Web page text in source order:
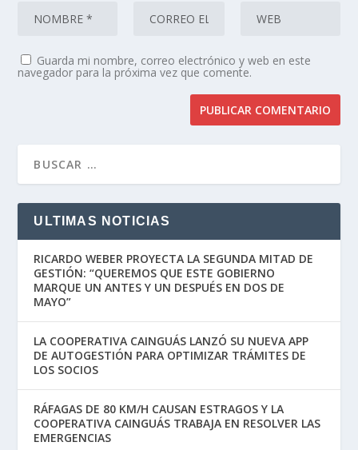
Guarda mi nombre, correo electrónico y web en este
navegador para la próxima vez que comente.
ULTIMAS NOTICIAS
RICARDO WEBER PROYECTA LA SEGUNDA MITAD DE
GESTIÓN: “QUEREMOS QUE ESTE GOBIERNO
MARQUE UN ANTES Y UN DESPUÉS EN DOS DE
MAYO”
LA COOPERATIVA CAINGUÁS LANZÓ SU NUEVA APP
DE AUTOGESTIÓN PARA OPTIMIZAR TRÁMITES DE
LOS SOCIOS
RÁFAGAS DE 80 KM/H CAUSAN ESTRAGOS Y LA
COOPERATIVA CAINGUÁS TRABAJA EN RESOLVER LAS
EMERGENCIAS